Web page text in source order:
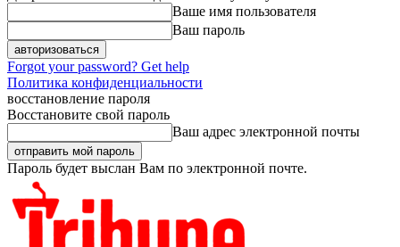
Ваше имя пользователя
Ваш пароль
Forgot your password? Get help
Политика конфиденциальности
восстановление пароля
Восстановите свой пароль
Ваш адрес электронной почты
Пароль будет выслан Вам по электронной почте.